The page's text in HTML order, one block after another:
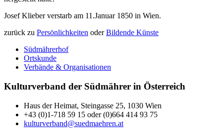
Josef Klieber verstarb am 11.Januar 1850 in Wien.
zurück zu Persönlichkeiten oderBildende Künste
Südmährerhof
Ortskunde
Verbände & Organisationen
Kulturverband der Südmährer in Österreich
Haus der Heimat, Steingasse 25, 1030 Wien
+43 (0)1-718 59 15 oder (0)664 414 93 75
kulturverband@suedmaehren.at